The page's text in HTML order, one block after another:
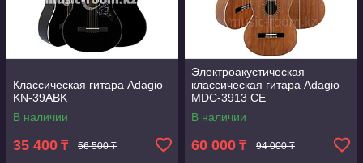
Классическая гитара Adagio
KN-39ABK
В наличии
35 400 ₸ 56 500 ₸
Электроакустическая
классическая гитара Adagio
MDC-3913 CЕ
В наличии
60 000 ₸ 94 000 ₸